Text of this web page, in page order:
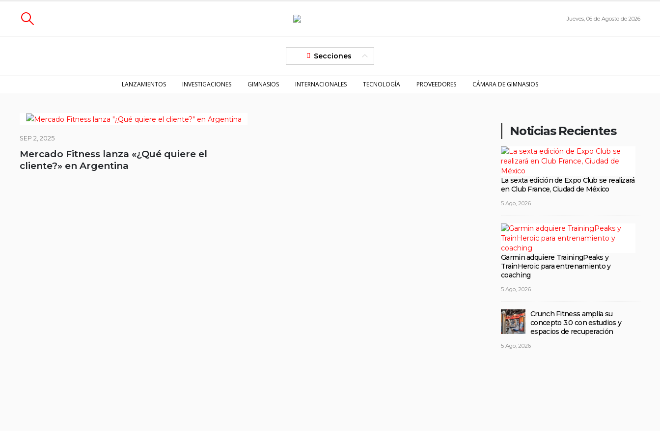
Jueves, 06 de Agosto de 2026
Secciones
LANZAMIENTOS INVESTIGACIONES GIMNASIOS INTERNACIONALES TECNOLOGÍA PROVEEDORES CÁMARA DE GIMNASIOS
SEP 2, 2025
Mercado Fitness lanza «¿Qué quiere el
cliente?» en Argentina
Noticias Recientes
La sexta edición de Expo Club se realizará
en Club France, Ciudad de México
5 Ago, 2026
Garmin adquiere TrainingPeaks y
TrainHeroic para entrenamiento y
coaching
5 Ago, 2026
Crunch Fitness amplía su
concepto 3.0 con estudios y
espacios de recuperación
5 Ago, 2026